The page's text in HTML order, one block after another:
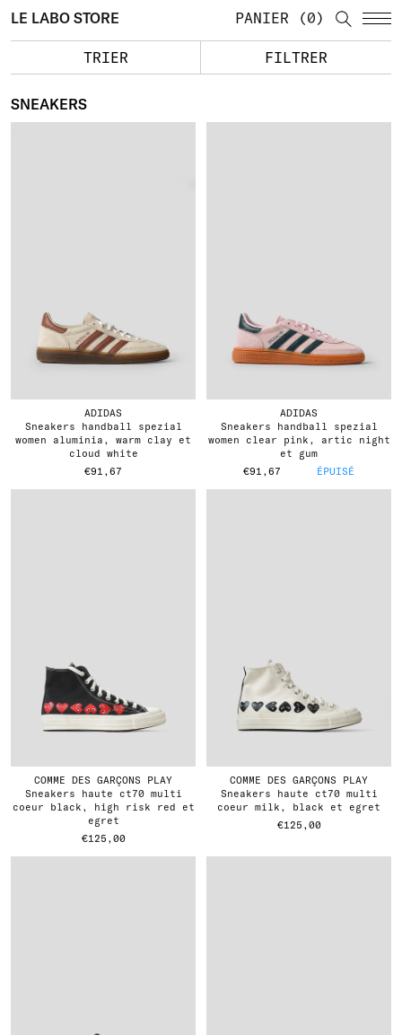
LE LABO STORE PANIER 0
TRIER FILTRER
SNEAKERS
ADIDAS
sneakers handball spezial
women aluminia, warm clay et
cloud white
€91,67
ADIDAS
sneakers handball spezial
women clear pink, artic night
et gum
€91,67
ÉPUISÉ
COMME DES GARÇONS PLAY
sneakers haute ct70 multi
coeur black, high risk red et
egret
€125,00
COMME DES GARÇONS PLAY
sneakers haute ct70 multi
coeur milk, black et egret
€125,00